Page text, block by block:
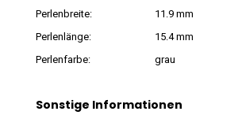
Perlenbreite:
11.9 mm
Perlenlänge:
15.4 mm
Perlenfarbe:
grau
Sonstige Informationen